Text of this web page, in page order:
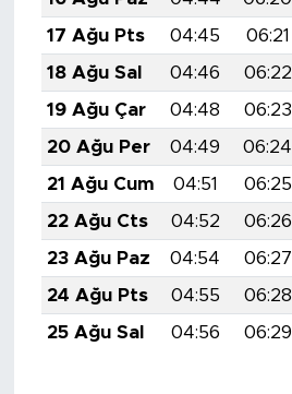
17 Ağu Pts
04:45 06:21
18 Ağu Sal
04:46 06:22
19 Ağu Çar
04:48 06:23
20 Ağu Per
04:49 06:24
21 Ağu Cum
04:51 06:25
22 Ağu Cts
04:52 06:26
23 Ağu Paz
04:54 06:27
24 Ağu Pts
04:55 06:28
25 Ağu Sal
04:56 06:29